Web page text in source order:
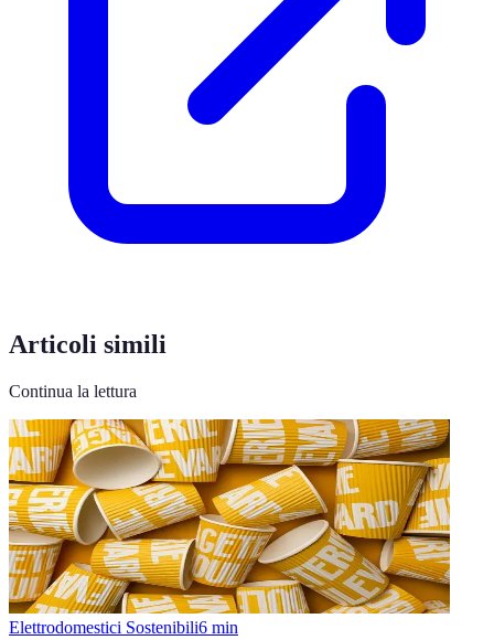
Articoli simili
Continua la lettura
Elettrodomestici Sostenibili6 min